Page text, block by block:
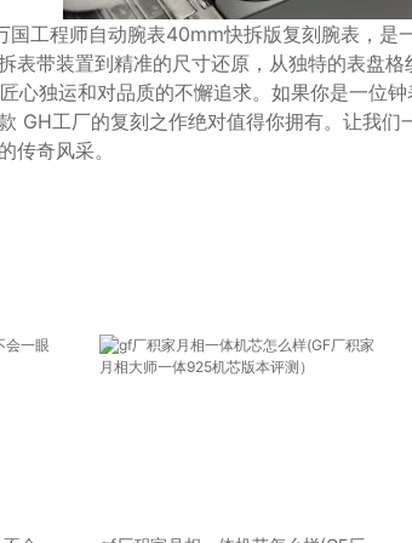
国工程师自动腕表40mm快拆版复刻腕表，是
表带装置到精准的尺寸还原，从独特的表盘
心独运和对品质的不懈追求。如果你是一位
GH工厂的复刻之作绝对值得你拥有。让我们
传奇风采。